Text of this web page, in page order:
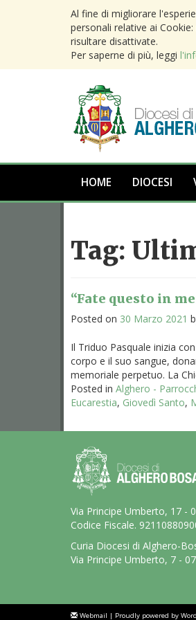
Al fine di migliorare
personali relative ai
risultare disattivate.
Per saperne di più, leggi
HOME DIOCESI
Tag:
“Fate questo in
Posted on 30 Marzo 2021
Il Triduo Pasquale inizia
corpo e il suo sangue,
memoriale perpetuo. La
Posted in Alghero -
Eucarestia, Giovedì Santo,
Via Principe Umberto, 17 -
Codice Fiscale.
Curia Diocesi di Alghero-
Via Principe Umberto, 7 -
Webmail | Proudly powered by